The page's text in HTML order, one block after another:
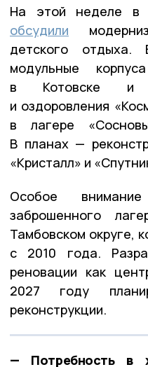
На этой неделе в
обсудили
детского
модульные
в Котовске и
и оздоровления
в лагере
В планах —
«Кристалл» и
Особое
заброшенного
Тамбовском округе,
с 2010 года.
реновации как
2027 году
реконструкции.
— Потребность в